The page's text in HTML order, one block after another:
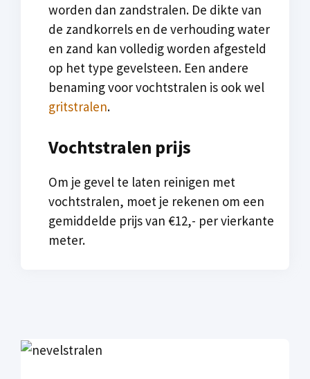
worden dan zandstralen. De dikte van
de zandkorrels en de verhouding water
en zand kan volledig worden afgesteld
op het type gevelsteen. Een andere
benaming voor vochtstralen is ook wel
gritstralen.
Vochtstralen prijs
Om je gevel te laten reinigen met
vochtstralen, moet je rekenen om een
gemiddelde prijs van €12,- per vierkante
meter.